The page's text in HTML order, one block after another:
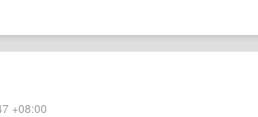
+08:00